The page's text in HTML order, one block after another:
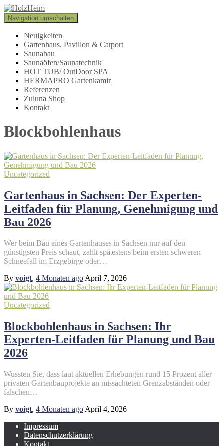
Navigation umschalten
Neuigkeiten
Gartenhaus, Pavillon & Carport
Saunabau
Saunaöfen/Saunatechnik
HOT TUB/ OutDoor SPA
HERMAPRO Gartenkamin
Referenzen
Zuluna Shop
Kontakt
Blockbohlenhaus
Uncategorized
Gartenhaus in Sachsen: Der Experten-
Leitfaden für Planung, Genehmigung und
Bau 2026
Wer beim Bau eines Gartenhauses in Sachsen nur auf den
günstigsten Preis schaut, zahlt spätestens beim ersten schweren
Schneefall im Erzgebirge oder…
By voigt, 4 Monaten ago April 7, 2026
Uncategorized
Blockbohlenhaus in Sachsen: Ihr
Experten-Leitfaden für Planung und Bau
2026
Wussten Sie, dass laut aktuellen Erhebungen rund 15 Prozent aller
privaten Gartenbauprojekte an missachteten Grenzabständen oder
falschen…
By voigt, 4 Monaten ago April 4, 2026
Impressum
Datenschutzerklärung
Kontakt